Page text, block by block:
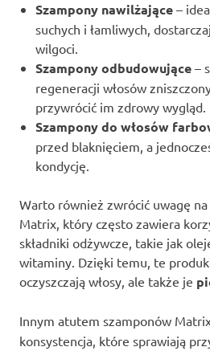
Szampony nawilżające –
suchych i łamliwych,
wilgoci.
Szampony odbudowujące –
regeneracji włosów
przywrócić im zdrowy wygląd.
Szampony do włosów
przed blaknięciem, a
kondycję.
Warto również zwrócić uwagę na
Matrix, który często zawiera
składniki odżywcze, takie jak
witaminy. Dzięki temu, te
oczyszczają włosy, ale także je
Innym atutem szamponów
konsystencja, które sprawiają